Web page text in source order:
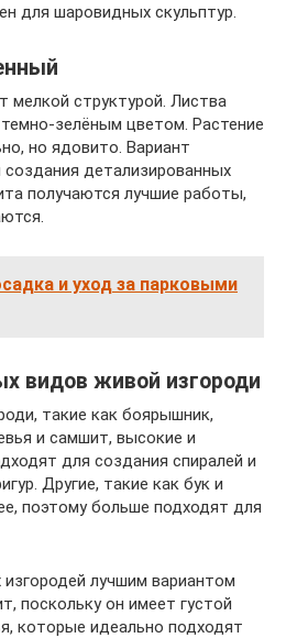
для шаровидных скульптур.
мелкой структурой. Листва
зелёным цветом. Растение
но ядовито. Вариант
детализированных
получаются лучшие работы,
и уход за парковыми
видов живой изгороди
такие как боярышник,
и самшит, высокие и
для создания спиралей и
Другие, такие как бук и
поэтому больше подходят для
лучшим вариантом
поскольку он имеет густой
которые идеально подходят